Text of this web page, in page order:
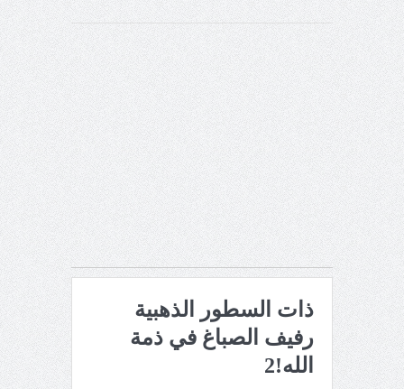
ذات السطور الذهبية
رفيف الصباغ في ذمة
الله!2